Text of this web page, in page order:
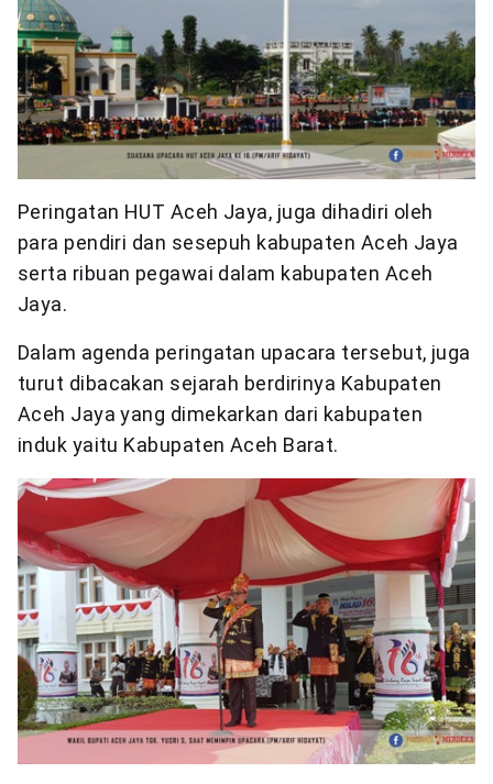
Peringatan HUT Aceh Jaya, juga dihadiri oleh
para pendiri dan sesepuh kabupaten Aceh Jaya
serta ribuan pegawai dalam kabupaten Aceh
Jaya.
Dalam agenda peringatan upacara tersebut, juga
turut dibacakan sejarah berdirinya Kabupaten
Aceh Jaya yang dimekarkan dari kabupaten
induk yaitu Kabupaten Aceh Barat.